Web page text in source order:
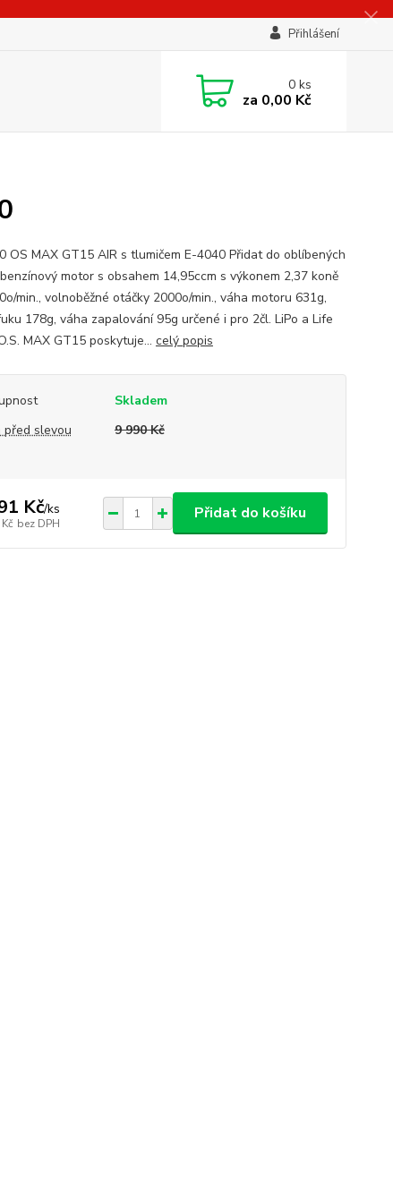
Přihlášení
0ks
za 0,00 Kč
OS MAX GT15 AIR s tlumičem E-4040 Přidat do oblíbených
motor s obsahem 14,95ccm s výkonem 2,37 koně
min., volnoběžné otáčky 2000o/min., váha motoru 631g,
178g, váha zapalování 95g určené i pro 2čl. LiPo a Life
MAX GT15 poskytuje... celý popis
Skladem
před slevou
9 990 Kč
Kč/ks
bez DPH
Přidat do košíku